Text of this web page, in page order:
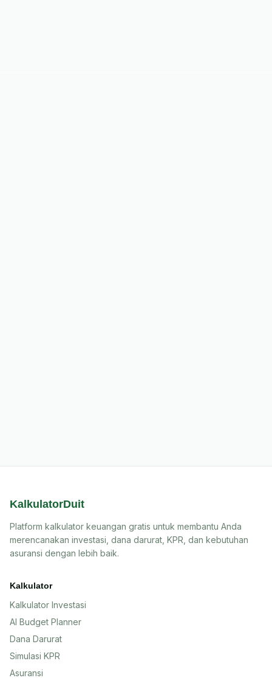
KalkulatorDuit
Platform kalkulator keuangan gratis untuk membantu Anda
merencanakan investasi, dana darurat, KPR, dan kebutuhan
asuransi dengan lebih baik.
Kalkulator
Kalkulator Investasi
AI Budget Planner
Dana Darurat
Simulasi KPR
Asuransi